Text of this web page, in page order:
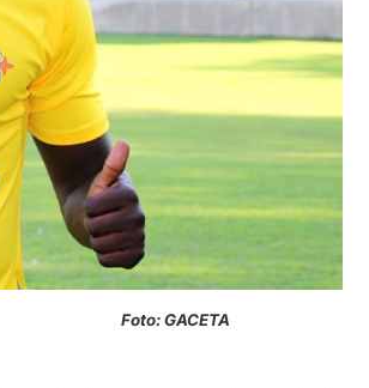
Foto: GACETA